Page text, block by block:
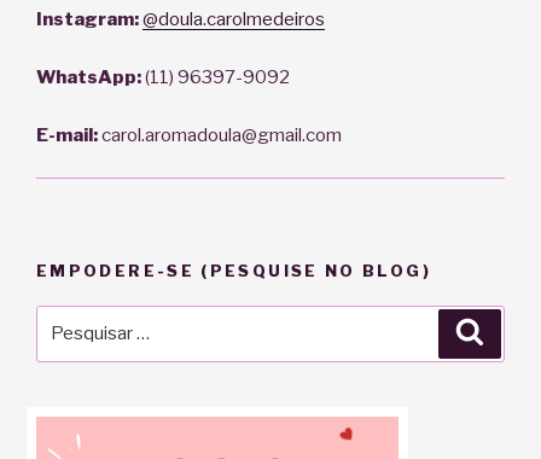
Instagram:@doula.carolmedeiros
WhatsApp:(11) 96397-9092
E-mail:carol.aromadoula@gmail.com
EMPODERE-SE (PESQUISE NO BLOG)